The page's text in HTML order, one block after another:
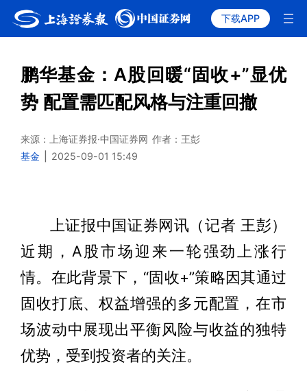
下载APP
鹏华基金：A股回暖“固收+”显优
势 配置需匹配风格与注重回撤
来源：上海证券报·中国证券网 作者：王彭
基金
2025-09-01 15:49
上证报中国证券网讯（记者 王彭）
近期，A股市场迎来一轮强劲上涨行
情。在此背景下，“固收+”策略因其通过
固收打底、权益增强的多元配置，在市
场波动中展现出平衡风险与收益的独特
优势，受到投资者的关注。